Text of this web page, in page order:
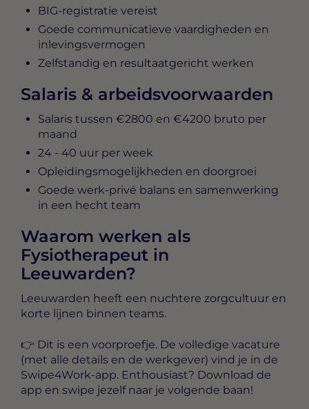
BIG-registratie vereist
Goede communicatieve vaardigheden en
inlevingsvermogen
Zelfstandig en resultaatgericht werken
Salaris & arbeidsvoorwaarden
Salaris tussen €2800 en €4200 bruto per
maand
24 - 40 uur per week
Opleidingsmogelijkheden en doorgroei
Goede werk-privé balans en samenwerking
in een hecht team
Waarom werken als
Fysiotherapeut in
Leeuwarden?
Leeuwarden heeft een nuchtere zorgcultuur en
korte lijnen binnen teams.
👉 Dit is een voorproefje. De volledige vacature
(met alle details en de werkgever) vind je in de
Swipe4Work-app. Enthousiast? Download de
app en swipe jezelf naar je volgende baan!